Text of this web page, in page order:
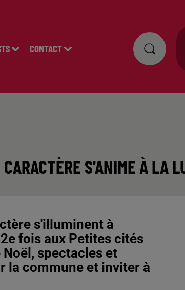
CONTACT
S'ANIME À LA
s'illuminent à
fois aux Petites cités
spectacles et
la commune et inviter à